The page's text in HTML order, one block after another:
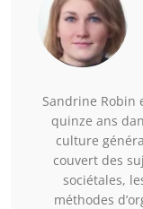
Sandrine Robin
quinze ans
culture
couvert des
sociétales,
méthodes